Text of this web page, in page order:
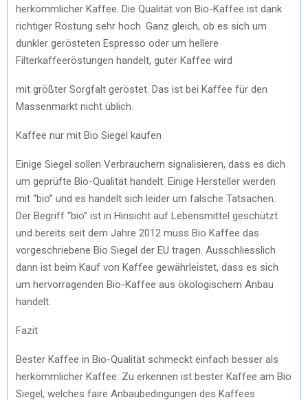
herkömmlicher Kaffee. Die Qualität von Bio-Kaffee ist dank
richtiger Röstung sehr hoch. Ganz gleich, ob es sich um
dunkler gerösteten Espresso oder um hellere
Filterkaffeeröstungen handelt, guter Kaffee wird
mit größter Sorgfalt geröstet. Das ist bei Kaffee für den
Massenmarkt nicht üblich.
Kaffee nur mit Bio Siegel kaufen
Einige Siegel sollen Verbrauchern signalisieren, dass es dich
um geprüfte Bio-Qualität handelt. Einige Hersteller werden
mit “bio” und es handelt sich leider um falsche Tatsachen.
Der Begriff “bio” ist in Hinsicht auf Lebensmittel geschützt
und bereits seit dem Jahre 2012 muss Bio Kaffee das
vorgeschriebene Bio Siegel der EU tragen. Ausschliesslich
dann ist beim Kauf von Kaffee gewährleistet, dass es sich
um hervorragenden Bio-Kaffee aus ökologischem Anbau
handelt.
Fazit
Bester Kaffee in Bio-Qualität schmeckt einfach besser als
herkömmlicher Kaffee. Zu erkennen ist bester Kaffee am Bio
Siegel, welches faire Anbaubedingungen des Kaffees